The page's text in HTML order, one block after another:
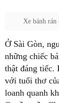
Xe bánh
Ở Sài Gòn,
những chiếc
thật đáng tiếc.
với tuổi thơ
loanh quanh